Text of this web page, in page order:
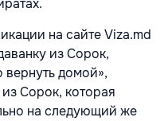
на сайте Viza.md
из Сорок,
домой»,
Сорок, которая
на следующий же